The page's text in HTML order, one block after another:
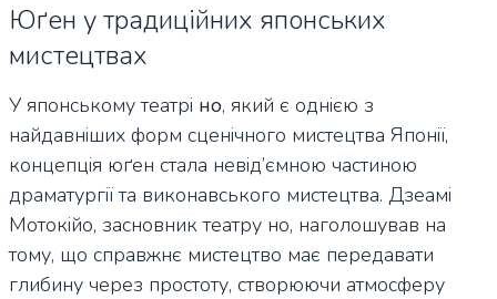
Юґен у традиційних японських
мистецтвах
У японському театрі но, який є однією з
найдавніших форм сценічного мистецтва Японії,
концепція юґен стала невід’ємною частиною
драматургії та виконавського мистецтва. Дзеамі
Мотокійо, засновник театру но, наголошував на
тому, що справжнє мистецтво має передавати
глибину через простоту, створюючи атмосферу